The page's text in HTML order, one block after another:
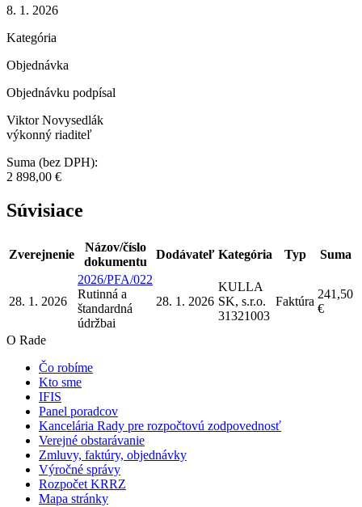
8. 1. 2026
Kategória
Objednávka
Objednávku podpísal
Viktor Novysedlák
výkonný riaditeľ
Suma (bez DPH):
2 898,00 €
Súvisiace
Zverejnenie
Názov/číslo
dokumentu
Dodávateľ Kategória Typ Suma
28. 1. 2026
2026/PFA/022
Rutinná a
štandardná
údržbai
28. 1. 2026
KULLA
SK, s.r.o.
31321003
Faktúra
241,50
€
O Rade
Čo robíme
Kto sme
IFIS
Panel poradcov
Kancelária Rady pre rozpočtovú zodpovednosť
Verejné obstarávanie
Zmluvy, faktúry, objednávky
Výročné správy
Rozpočet KRRZ
Mapa stránky